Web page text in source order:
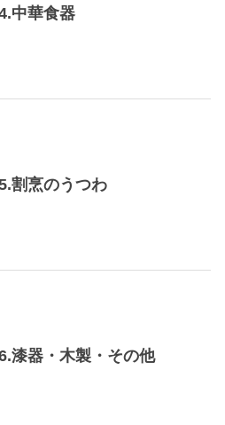
中華食器
割烹のうつわ
漆器・木製・その他